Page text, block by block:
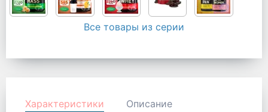
Все товары из серии
Характеристики Описание